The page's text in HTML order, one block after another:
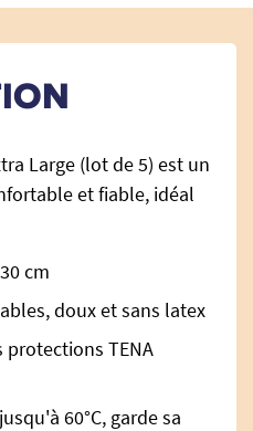
Large (lot de 5) est un
et fiable, idéal
cm
doux et sans latex
TENA
60°C, garde sa